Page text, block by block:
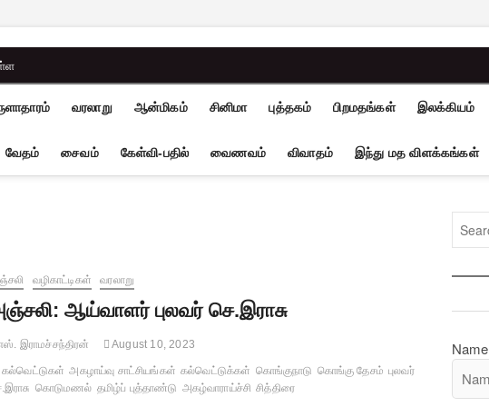
வரலாறு ஆன்மிகம் சினிமா புத்தகம் பிறமதங்கள் இலக்கியம்
வேதம் சைவம் கேள்வி-பதில் வைணவம் விவாதம் இந்து மத விளக்கங்கள்
வழிகாட்டிகள் வரலாறு
ஆய்வாளர் புலவர் செ.இராசு
இராமச்சந்திரன் August 10, 2023
கல்வெட்டுகள் அகழாய்வு சாட்சியங்கள் கல்வெட்டுக்கள் கொங்குநாடு கொங்கு தேசம் புலவர்
கொடுமணல் தமிழ்ப் புத்தாண்டு அகழ்வாராய்ச்சி சித்திரை
Name